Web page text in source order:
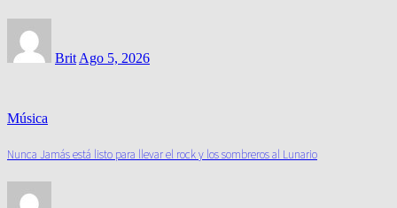
Brit Ago 5, 2026
Música
Nunca Jamás está listo para llevar el rock y los sombreros al Lunario